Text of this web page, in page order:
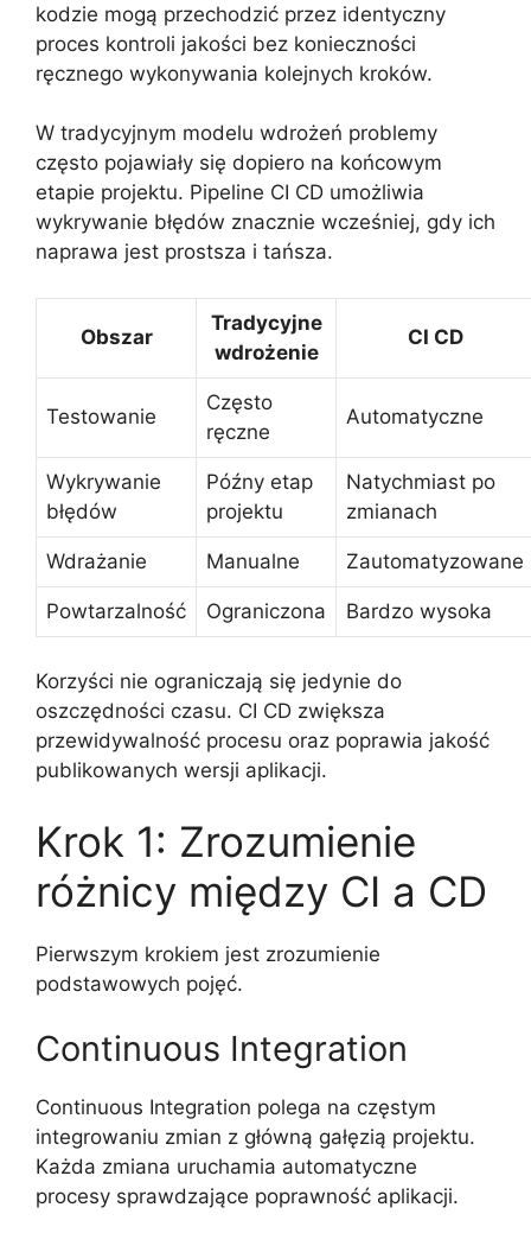
kodzie mogą przechodzić przez identyczny
proces kontroli jakości bez konieczności
ręcznego wykonywania kolejnych kroków.
W tradycyjnym modelu wdrożeń problemy
często pojawiały się dopiero na końcowym
etapie projektu. Pipeline CI CD umożliwia
wykrywanie błędów znacznie wcześniej, gdy ich
naprawa jest prostsza i tańsza.
Obszar
Tradycyjne
wdrożenie
CI CD
Testowanie
Często
ręczne
Automatyczne
Wykrywanie
błędów
Późny etap
projektu
Natychmiast po
zmianach
Wdrażanie Manualne Zautomatyzowane
Powtarzalność Ograniczona Bardzo wysoka
Korzyści nie ograniczają się jedynie do
oszczędności czasu. CI CD zwiększa
przewidywalność procesu oraz poprawia jakość
publikowanych wersji aplikacji.
Krok 1: Zrozumienie
różnicy między CI a CD
Pierwszym krokiem jest zrozumienie
podstawowych pojęć.
Continuous Integration
Continuous Integration polega na częstym
integrowaniu zmian z główną gałęzią projektu.
Każda zmiana uruchamia automatyczne
procesy sprawdzające poprawność aplikacji.